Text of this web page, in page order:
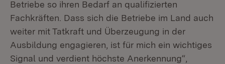
Betriebe so ihren Bedarf an qualifizierten
Fachkräften. Dass sich die Betriebe im Land auch
weiter mit Tatkraft und Überzeugung in der
Ausbildung engagieren, ist für mich ein wichtiges
Signal und verdient höchste Anerkennung“,